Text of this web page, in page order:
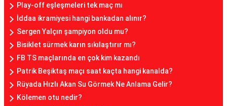
Play-off eşleşmeleri tek maç mı
İddaa ikramiyesi hangi bankadan alınır?
Sergen Yalçın şampiyon oldu mu?
Bisiklet sürmek karın sıkılaştırır mı?
FB TS maçlarında en çok kim kazandı
Patrik Beşiktaş maçı saat kaçta hangi kanalda?
Rüyada Hızlı Akan Su Görmek Ne Anlama Gelir?
Kölemen otu nedir?